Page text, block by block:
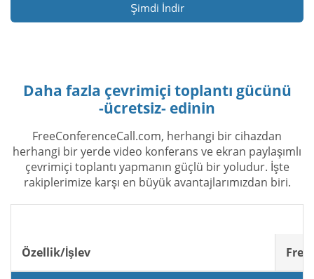
Şimdi İndir
Daha fazla çevrimiçi toplantı gücünü
-ücretsiz- edinin
FreeConferenceCall.com, herhangi bir cihazdan
herhangi bir yerde video konferans ve ekran paylaşımlı
çevrimiçi toplantı yapmanın güçlü bir yoludur. İşte
rakiplerimize karşı en büyük avantajlarımızdan biri.
Özellik/İşlev